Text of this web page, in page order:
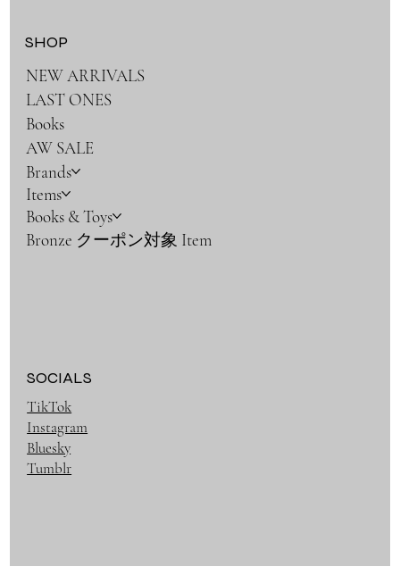
SHOP
NEW ARRIVALS
LAST ONES
Books
AW SALE
Brands
Items
Books & Toys
Bronze クーポン対象 Item
SOCIALS
TikTok
Instagram
Bluesky
Tumblr